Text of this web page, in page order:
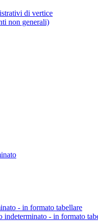
di vertice
non generali)
- in formato tabellare
indeterminato - in formato